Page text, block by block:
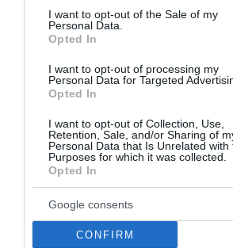
consent section.
I want to opt-out of the Sale of my
Personal Data.
Opted In
I want to opt-out of processing my
Personal Data for Targeted
Opted In
I want to opt-out of Collection, Use,
Retention, Sale, and/or Sharing of
Personal Data that Is Unrelated with
Purposes for which it was collected.
Opted In
Google consents
CONFIRM
συνεχόμενο έτος, πρώτη (!) - δηλ.
η πιο σύνθετη χώρα για την άσκηση
επιχειρηματικής
συστατικούς παράγοντες του
εξέλιξη, ρυθμιστικές
αρνητική λίστα έχει ως εξής: 1)
3) Βραζιλία 4) Γαλλία 5)
κατάταξη προκύπτει με βάση τον
Δείκτη Επιχειρηματικής